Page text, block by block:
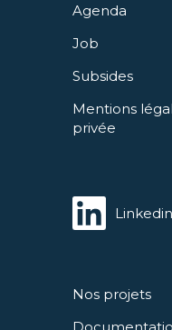
Nos projets
Agenda
Job
Subsides
Mentions
privée
Linkedin